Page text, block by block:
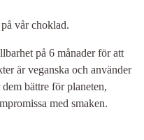
vår choklad.
på 6 månader för att
är veganska och använder
bättre för planeten,
med smaken.